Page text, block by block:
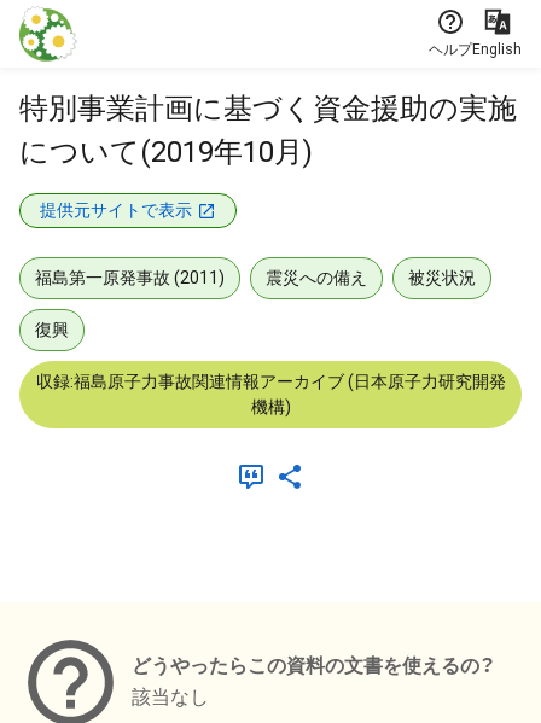
本文に飛ぶ
ヘルプEnglish
特別事業計画に基づく資金援助の実施
について(2019年10月)
提供元サイトで表示
福島第一原発事故 (2011) 震災への備え 被災状況
復興
収録:福島原子力事故関連情報アーカイブ (日本原子力研究開発
機構)
どうやったらこの資料の文書を使えるの？
該当なし